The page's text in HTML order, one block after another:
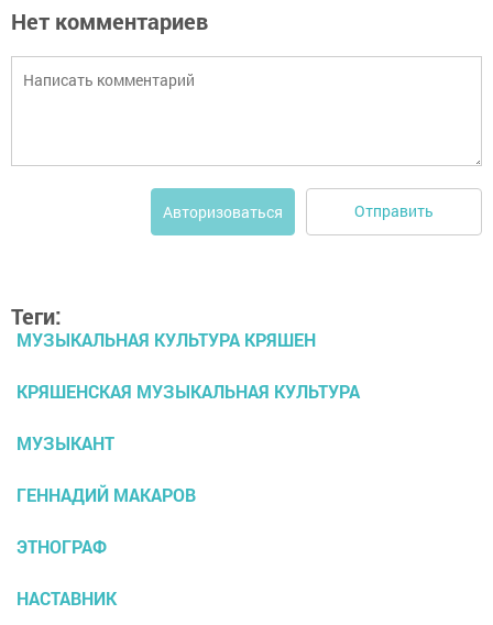
Нет комментариев
Авторизоваться Отправить
Теги:
МУЗЫКАЛЬНАЯ КУЛЬТУРА КРЯШЕН
КРЯШЕНСКАЯ МУЗЫКАЛЬНАЯ КУЛЬТУРА
МУЗЫКАНТ
ГЕННАДИЙ МАКАРОВ
ЭТНОГРАФ
НАСТАВНИК